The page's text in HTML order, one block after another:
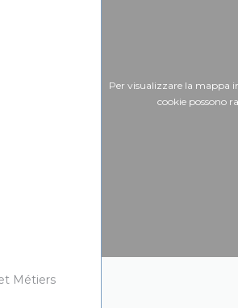
una nuova finestra))
Métiers
Per visualizzare la mappa
cookie possono